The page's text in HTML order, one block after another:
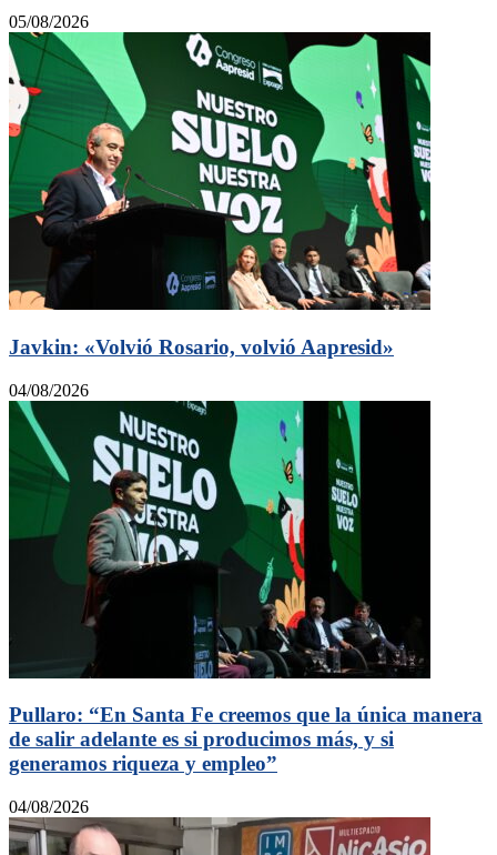
05/08/2026
Javkin: «Volvió Rosario, volvió Aapresid»
04/08/2026
Pullaro: “En Santa Fe creemos que la única manera
de salir adelante es si producimos más, y si
generamos riqueza y empleo”
04/08/2026